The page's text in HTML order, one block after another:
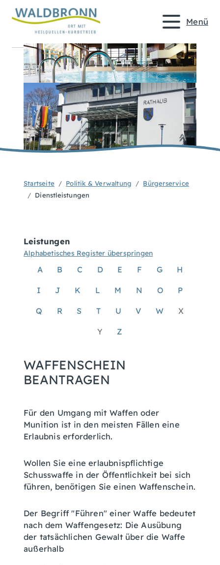
Menü
Startseite Politik & Verwaltung
Bürgerservice
Dienstleistungen
Leistungen
Alphabetisches Register überspringen
A B C D E F G H
I J K L M N O P
Q R S T U V W X
Y Z
WAFFENSCHEIN
BEANTRAGEN
Für den Umgang mit Waffen oder
Munition ist in den meisten Fällen eine
Erlaubnis erforderlich.
Wollen Sie eine erlaubnispflichtige
Schusswaffe in der Öffentlichkeit bei sich
führen, benötigen Sie einen Waffenschein.
Der Begriff "Führen" einer Waffe bedeutet
nach dem Waffengesetz: Die Ausübung
der tatsächlichen Gewalt über die Waffe
außerhalb